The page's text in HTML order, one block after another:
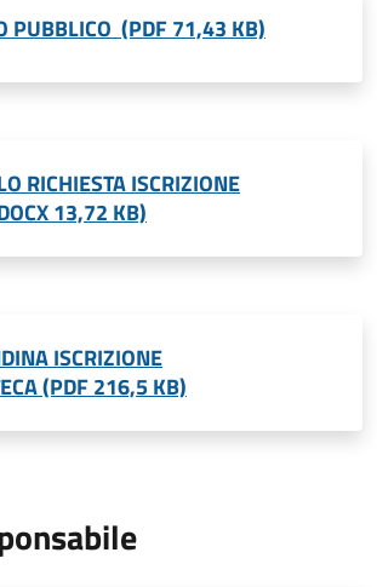
PUBBLICO (PDF 71,43 KB)
RICHIESTA ISCRIZIONE
13,72 KB)
ISCRIZIONE
(PDF 216,5 KB)